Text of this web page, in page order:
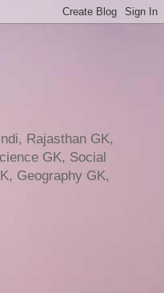
Rajasthan GK,
GK, Social
Geography GK,